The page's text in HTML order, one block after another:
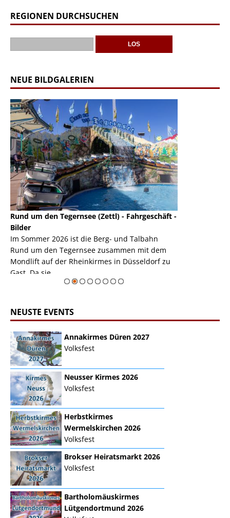
REGIONEN DURCHSUCHEN
NEUE BILDGALERIEN
Rund um den Tegernsee (Zettl) - Fahrgeschäft -
Bilder
Im Sommer 2026 ist die Berg- und Talbahn
Rund um den Tegernsee zusammen mit dem
Mondlift auf der Rheinkirmes in Düsseldorf zu
Gast. Da sie ...
NEUSTE EVENTS
Annakirmes Düren 2027
Volksfest
Neusser Kirmes 2026
Volksfest
Herbstkirmes
Wermelskirchen 2026
Volksfest
Brokser Heiratsmarkt 2026
Volksfest
Bartholomäuskirmes
Lütgendortmund 2026